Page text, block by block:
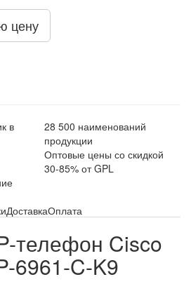
цену
в
28 500 наименований
продукции
Оптовые цены со скидкой
30-85% от GPL
ДоставкаОплата
телефон Cisco
6961-C-K9